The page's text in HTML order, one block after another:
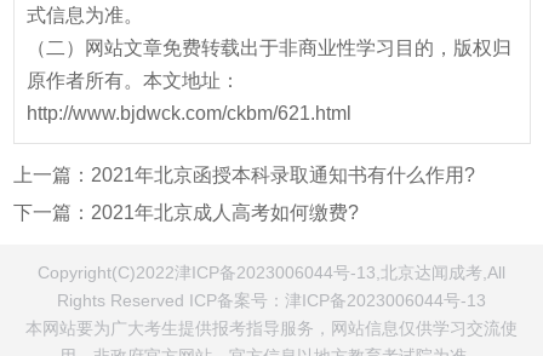
式信息为准。
（二）网站文章免费转载出于非商业性学习目的，版权归
原作者所有。本文地址：
http://www.bjdwck.com/ckbm/621.html
上一篇： 2021年北京函授本科录取通知书有什么作用?
下一篇： 2021年北京成人高考如何缴费?
Copyright(C)2022津ICP备2023006044号-13,北京达闻成考,All
Rights Reserved ICP备案号： 津ICP备2023006044号-13
本网站要为广大考生提供报考指导服务，网站信息仅供学习交流使